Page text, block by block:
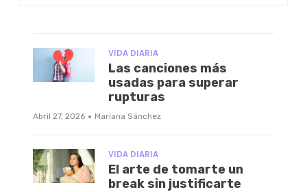
VIDA DIARIA
Las canciones más
usadas para superar
rupturas
Abril 27, 2026 · Mariana Sánchez
VIDA DIARIA
El arte de tomarte un
break sin justificarte